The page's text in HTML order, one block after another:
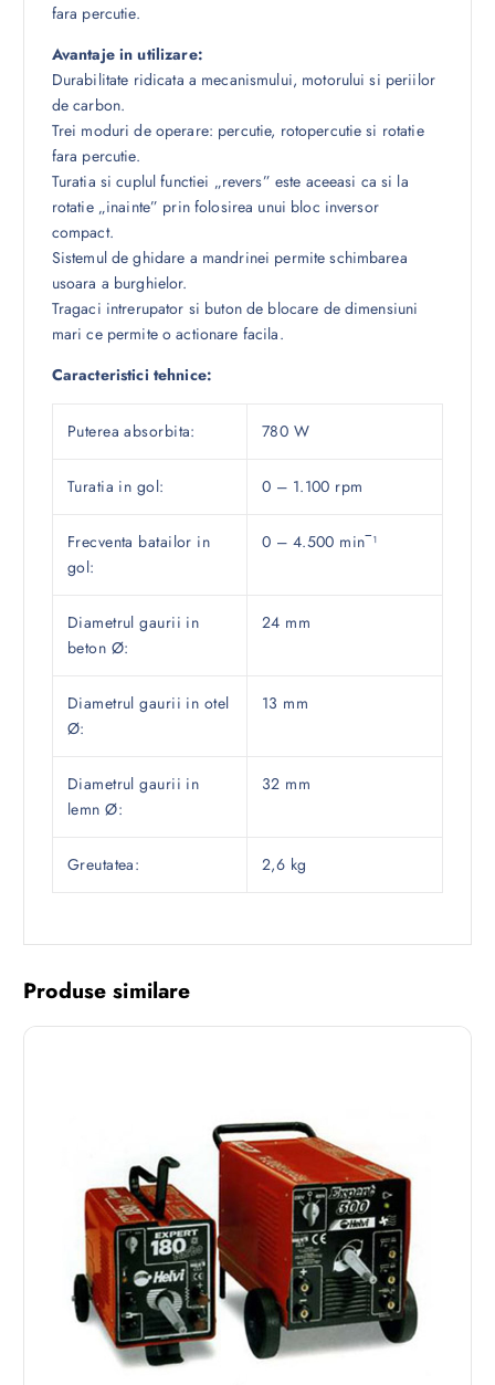
fara percutie.
Avantaje in utilizare:
Durabilitate ridicata a mecanismului, motorului si periilor
de carbon.
Trei moduri de operare: percutie, rotopercutie si rotatie
fara percutie.
Turatia si cuplul functiei „revers” este aceeasi ca si la
rotatie „inainte” prin folosirea unui bloc inversor
compact.
Sistemul de ghidare a mandrinei permite schimbarea
usoara a burghielor.
Tragaci intrerupator si buton de blocare de dimensiuni
mari ce permite o actionare facila.
Caracteristici tehnice:
Puterea absorbita: 780 W
Turatia in gol: 0 – 1.100 rpm
Frecventa batailor in
gol:
0 – 4.500 min‾¹
Diametrul gaurii in
beton Ø:
24 mm
Diametrul gaurii in otel
Ø:
13 mm
Diametrul gaurii in
lemn Ø:
32 mm
Greutatea: 2,6 kg
Produse similare